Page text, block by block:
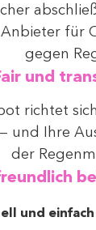
für
gegen
und
richtet
und Ihre
der
und